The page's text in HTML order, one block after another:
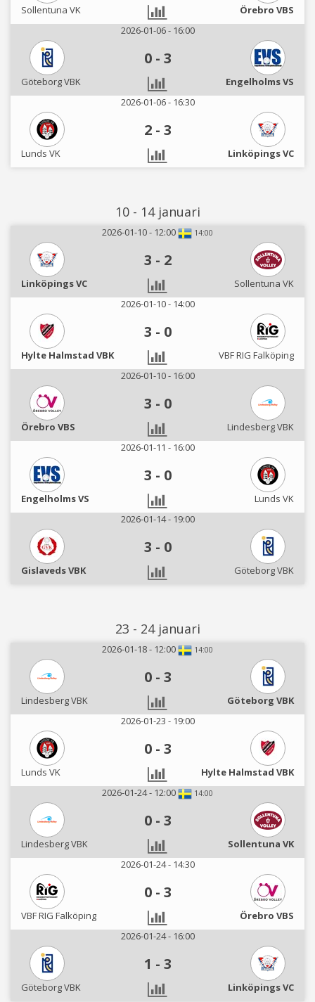
Sollentuna VK
Örebro VBS
2026-01-06 - 16:00
0 - 3
Göteborg VBK
Engelholms VS
2026-01-06 - 16:30
2 - 3
Lunds VK Linköpings VC
10 - 14 januari
2026-01-10 - 12:00 14:00
3 - 2
Linköpings VC
Sollentuna VK
2026-01-10 - 14:00
3 - 0
Hylte Halmstad VBK
VBF RIG Falköping
2026-01-10 - 16:00
3 - 0
Örebro VBS
Lindesberg VBK
2026-01-11 - 16:00
3 - 0
Engelholms VS
Lunds VK
2026-01-14 - 19:00
3 - 0
Gislaveds VBK Göteborg VBK
23 - 24 januari
2026-01-18 - 12:00 14:00
0 - 3
Lindesberg VBK
Göteborg VBK
2026-01-23 - 19:00
0 - 3
Lunds VK
Hylte Halmstad VBK
2026-01-24 - 12:00
14:00
0 - 3
Lindesberg VBK
Sollentuna VK
2026-01-24 - 14:30
0 - 3
VBF RIG Falköping
Örebro VBS
2026-01-24 - 16:00
1 - 3
Göteborg VBK Linköpings VC